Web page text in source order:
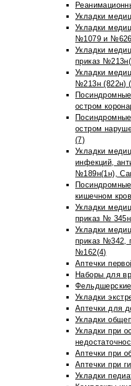
Укладки
Укладки
№1079 и
Укладки
приказ
Укладки
№213н (822н)
остром
остром
(7)
Укладки
инфекций,
№189н(1н),
кишечном
Укладки
приказ №
Укладки
приказ №342,
№162(4)
Аптечки
Наборы для
Укладки
Аптечки для
Укладки
Укладки при
Аптечки при
Аптечки при
Укладки